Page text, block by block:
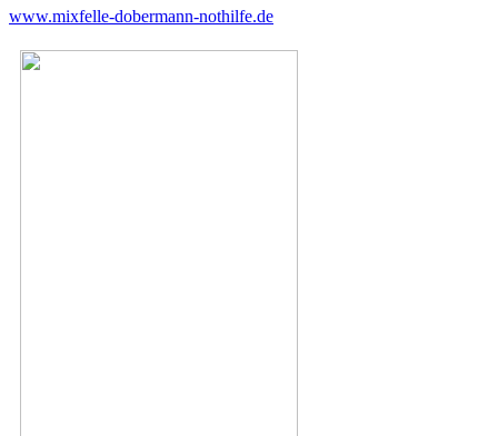
www.mixfelle-dobermann-nothilfe.de